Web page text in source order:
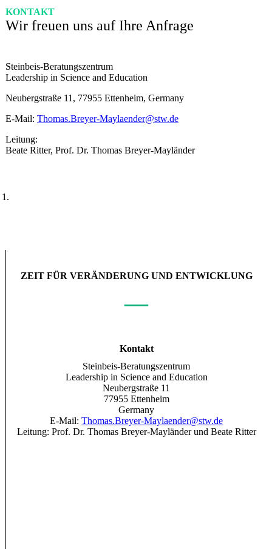
KONTAKT
Wir freuen uns auf Ihre Anfrage
Steinbeis-Beratungszentrum
Leadership in Science and Education
Neubergstraße 11, 77955 Ettenheim, Germany
E-Mail: Thomas.Breyer-Maylaender@stw.de
Leitung:
Beate Ritter, Prof. Dr. Thomas Breyer-Mayländer
ZEIT FÜR VERÄNDERUNG UND ENTWICKLUNG
—
Kontakt
Steinbeis-Beratungszentrum
Leadership in Science and Education
Neubergstraße 11
77955 Ettenheim
Germany
E-Mail:Thomas.Breyer-Maylaender@stw.de
Leitung: Prof. Dr. Thomas Breyer-Mayländer und Beate Ritter